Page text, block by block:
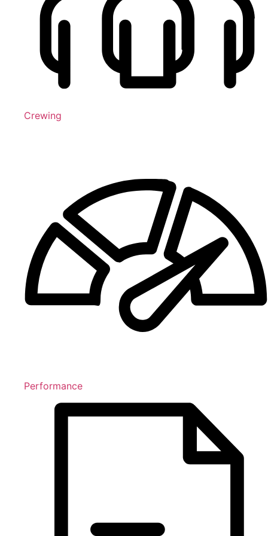
Crewing
Performance